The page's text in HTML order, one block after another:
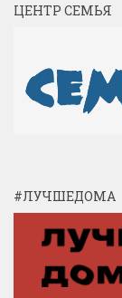
ЦЕНТР СЕМЬЯ
#ЛУЧШЕДОМА